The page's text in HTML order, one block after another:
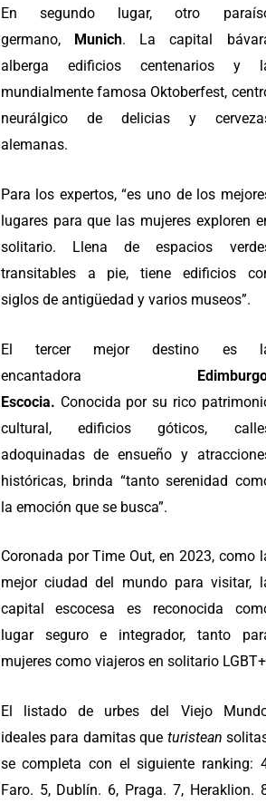
En segundo lugar, otro
germano,
Munich. La capital
alberga edificios centenarios y
mundialmente famosa Oktoberfest,
neurálgico de delicias y
alemanas.
Para los expertos, “es uno de los
lugares para que las mujeres exploren
solitario. Llena de espacios
transitables a pie, tiene edificios
siglos de antigüedad y varios museos”.
El tercer mejor destino es
encantadora
Escocia. Conocida por su rico
cultural, edificios góticos,
adoquinadas de ensueño y
históricas, brinda “tanto serenidad
la emoción que se busca”.
Coronada por Time Out, en 2023, como
mejor ciudad del mundo para visitar,
capital escocesa es reconocida
lugar seguro e integrador, tanto
mujeres como viajeros en solitario
El listado de urbes del Viejo
ideales para damitas que turistean
se completa con el siguiente ranking:
Faro. 5, Dublín. 6, Praga. 7, Heraklion.